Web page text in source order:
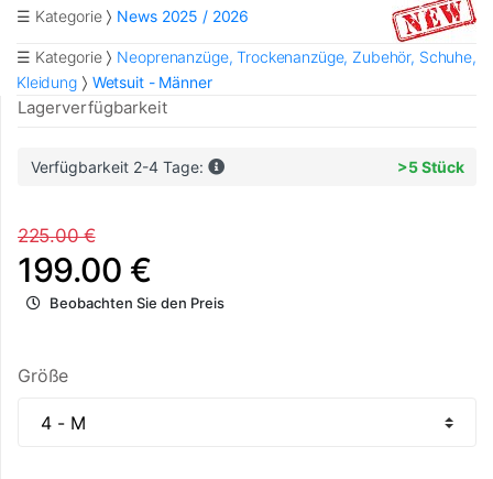
☰ Kategorie News 2025 / 2026
☰ Kategorie
Neoprenanzüge, Trockenanzüge, Zubehör, Schuhe,
Kleidung
Wetsuit - Männer
Lagerverfügbarkeit
Verfügbarkeit 2-4 Tage: >5 Stück
225.00 €
199.00 €
Beobachten Sie den Preis
Größe